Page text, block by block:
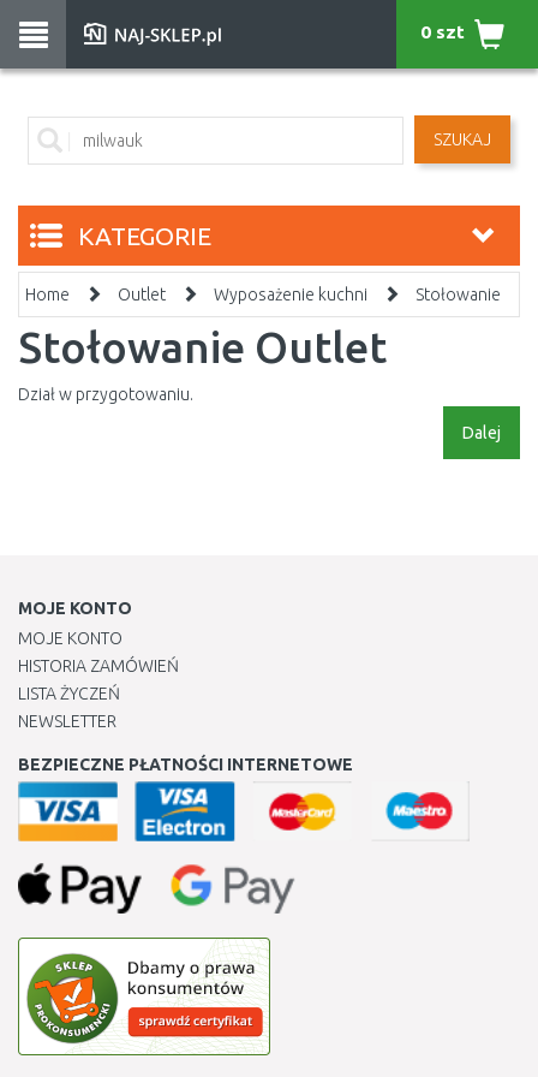
SZUKAJ
0 szt
KATEGORIE
Home Outlet Wyposażenie kuchni Stołowanie
Stołowanie Outlet
Dział w przygotowaniu.
Dalej
MOJE KONTO
MOJE KONTO
HISTORIA ZAMÓWIEŃ
LISTA ŻYCZEŃ
NEWSLETTER
BEZPIECZNE PŁATNOŚCI INTERNETOWE